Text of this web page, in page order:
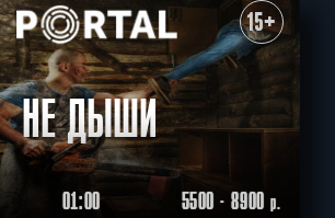
15+
НЕ ДЫШИ
01:00 5500 - 8900р.